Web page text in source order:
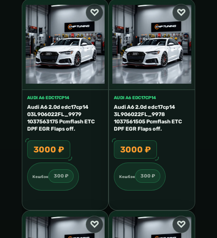
AUDI A6 EDC17CP14
Audi A6 2.0d edc17cp14
03L906022FL_9979
1037563175 Pcmflash ETC
DPF EGR Flaps off.
3000 ₽
Кешбэк 300 ₽
AUDI A6 EDC17CP14
Audi A6 2.0d edc17cp14
3L906022FL_9978
1037561505 Pcmflash ETC
DPF EGR Flaps off.
3000 ₽
Кешбэк 300 ₽